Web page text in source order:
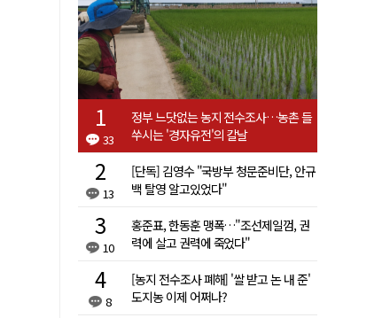
33
정부 느닷없는 농지 전수조사…농촌 들
쑤시는 '경자유전'의 칼날
13
[단독] 김영수 "국방부 청문준비단, 안규
백 탈영 알고있었다"
10
홍준표, 한동훈 맹폭…"조선제일껌, 권
력에 살고 권력에 죽었다"
8
[농지 전수조사 폐해] '쌀 받고 논 내 준'
도지농 이제 어쩌나?